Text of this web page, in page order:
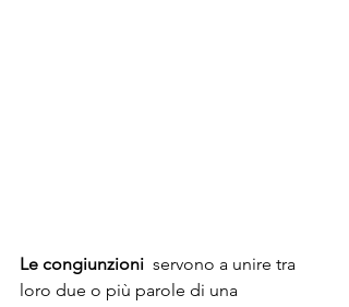
Le congiunzioni
  servono a unire tra
loro due o più parole di una